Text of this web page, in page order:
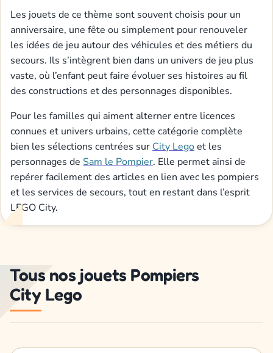
Les jouets de ce thème sont souvent choisis pour un
anniversaire, une fête ou simplement pour renouveler
les idées de jeu autour des véhicules et des métiers du
secours. Ils s’intègrent bien dans un univers de jeu plus
vaste, où l’enfant peut faire évoluer ses histoires au fil
des constructions et des personnages disponibles.
Pour les familles qui aiment alterner entre licences
connues et univers urbains, cette catégorie complète
bien les sélections centrées sur City Legoet les
personnages de Sam le Pompier. Elle permet ainsi de
repérer facilement des articles en lien avec les pompiers
et les services de secours, tout en restant dans l’esprit
LEGO City.
Tous nos jouets Pompiers
City Lego